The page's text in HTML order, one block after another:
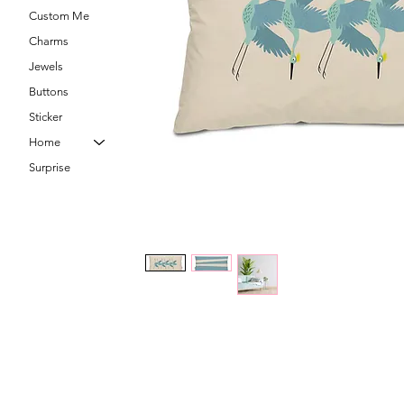
Custom Me
Charms
Jewels
Buttons
Sticker
Home
Surprise